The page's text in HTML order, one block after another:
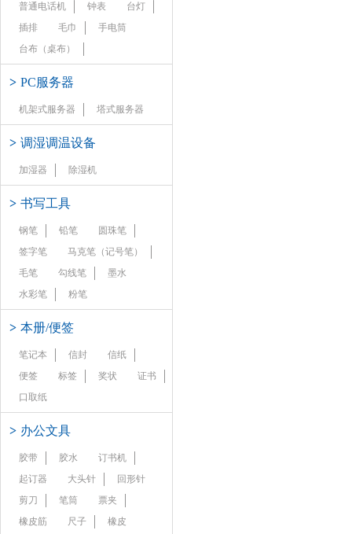
普通电话机 钟表
台灯
插排
毛巾
手电筒
台布（桌布）
> PC服务器
机架式服务器 塔式服务器
> 调湿调温设备
加湿器 除湿机
> 书写工具
钢笔 铅笔
圆珠笔
签字笔
马克笔（记号笔）
毛笔
勾线笔
墨水
水彩笔
粉笔
> 本册/便签
笔记本 信封
信纸
便签
标签 奖状
证书
口取纸
> 办公文具
胶带 胶水
订书机
起订器
大头针
回形针
剪刀
笔筒
票夹
橡皮筋
尺子
橡皮